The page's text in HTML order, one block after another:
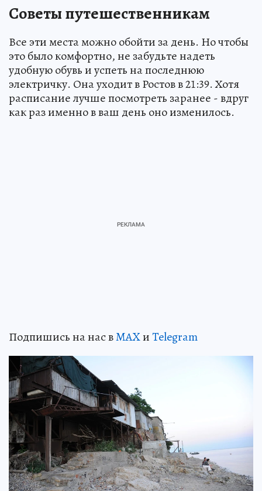
Советы путешественникам
Все эти места можно обойти за день. Но чтобы
это было комфортно, не забудьте надеть
удобную обувь и успеть на последнюю
электричку. Она уходит в Ростов в 21:39. Хотя
расписание лучше посмотреть заранее - вдруг
как раз именно в ваш день оно изменилось.
Подпишись на нас вMAXиTelegram